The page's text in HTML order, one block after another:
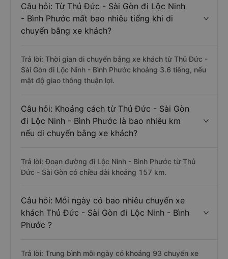
Câu hỏi: Từ Thủ Đức - Sài Gòn đi Lộc Ninh
- Bình Phước mất bao nhiêu tiếng khi di
chuyển bằng xe khách?
Trả lời: Thời gian di chuyển bằng xe khách từ Thủ Đức -
Sài Gòn đi Lộc Ninh - Bình Phước khoảng 3.6 tiếng, nếu
mật độ giao thông thuận lợi.
Câu hỏi: Khoảng cách từ Thủ Đức - Sài Gòn
đi Lộc Ninh - Bình Phước là bao nhiêu km
nếu di chuyển bằng xe khách?
Trả lời: Đoạn đường đi Lộc Ninh - Bình Phước từ Thủ
Đức - Sài Gòn có chiều dài khoảng 157 km.
Câu hỏi: Mỗi ngày có bao nhiêu chuyến xe
khách Thủ Đức - Sài Gòn đi Lộc Ninh - Bình
Phước ?
Trả lời: Trung bình mỗi ngày có khoảng 93 chuyến xe